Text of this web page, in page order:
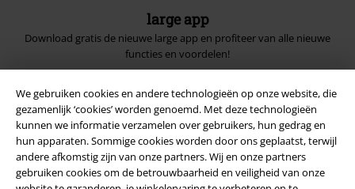
We gebruiken cookies en andere technologieën op onze website, die
gezamenlijk ‘cookies’ worden genoemd. Met deze technologieën
kunnen we informatie verzamelen over gebruikers, hun gedrag en
hun apparaten. Sommige cookies worden door ons geplaatst, terwijl
andere afkomstig zijn van onze partners. Wij en onze partners
gebruiken cookies om de betrouwbaarheid en veiligheid van onze
large app
Download gratis de nieuwe large app en profiteer van alle nieuwe
functies en voordelen!
A Warner Music Group Company